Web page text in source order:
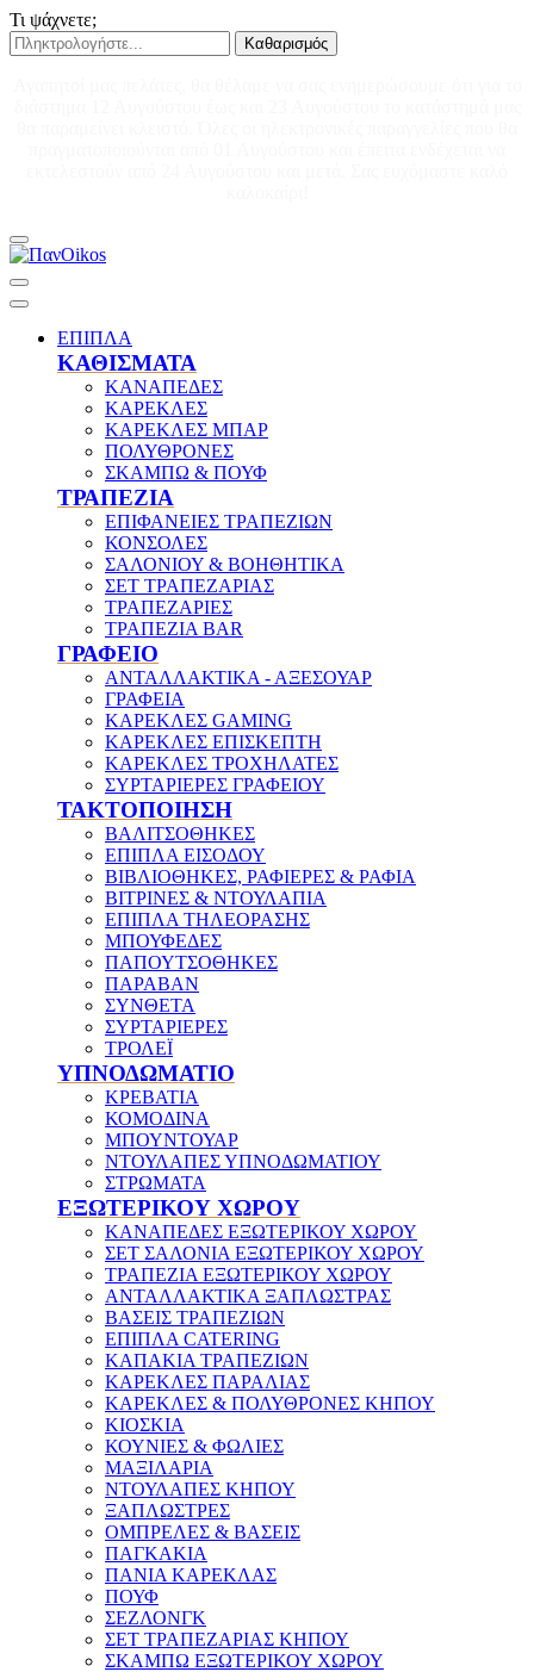
Τι ψάχνετε;
Καθαρισμός
ΕΠΙΠΛΑ
ΚΑΘΙΣΜΑΤΑ
ΚΑΝΑΠΕΔΕΣ
ΚΑΡΕΚΛΕΣ
ΚΑΡΕΚΛΕΣ ΜΠΑΡ
ΠΟΛΥΘΡΟΝΕΣ
ΣΚΑΜΠΩ & ΠΟΥΦ
ΤΡΑΠΕΖΙΑ
ΕΠΙΦΑΝΕΙΕΣ ΤΡΑΠΕΖΙΩΝ
ΚΟΝΣΟΛΕΣ
ΣΑΛΟΝΙΟΥ & ΒΟΗΘΗΤΙΚΑ
ΣΕΤ ΤΡΑΠΕΖΑΡΙΑΣ
ΤΡΑΠΕΖΑΡΙΕΣ
ΤΡΑΠΕΖΙΑ BAR
ΓΡΑΦΕΙΟ
ΑΝΤΑΛΛΑΚΤΙΚΑ - ΑΞΕΣΟΥΑΡ
ΓΡΑΦΕΙΑ
ΚΑΡΕΚΛΕΣ GAMING
ΚΑΡΕΚΛΕΣ ΕΠΙΣΚΕΠΤΗ
ΚΑΡΕΚΛΕΣ ΤΡΟΧΗΛΑΤΕΣ
ΣΥΡΤΑΡΙΕΡΕΣ ΓΡΑΦΕΙΟΥ
ΤΑΚΤΟΠΟΙΗΣΗ
ΒΑΛΙΤΣΟΘΗΚΕΣ
ΕΠΙΠΛΑ ΕΙΣΟΔΟΥ
ΒΙΒΛΙΟΘΗΚΕΣ, ΡΑΦΙΕΡΕΣ & ΡΑΦΙΑ
ΒΙΤΡΙΝΕΣ & ΝΤΟΥΛΑΠΙΑ
ΕΠΙΠΛΑ ΤΗΛΕΟΡΑΣΗΣ
ΜΠΟΥΦΕΔΕΣ
ΠΑΠΟΥΤΣΟΘΗΚΕΣ
ΠΑΡΑΒΑΝ
ΣΥΝΘΕΤΑ
ΣΥΡΤΑΡΙΕΡΕΣ
ΤΡΟΛΕΪ
ΥΠΝΟΔΩΜΑΤΙΟ
ΚΡΕΒΑΤΙΑ
ΚΟΜΟΔΙΝΑ
ΜΠΟΥΝΤΟΥΑΡ
ΝΤΟΥΛΑΠΕΣ ΥΠΝΟΔΩΜΑΤΙΟΥ
ΣΤΡΩΜΑΤΑ
ΕΞΩΤΕΡΙΚΟΥ ΧΩΡΟΥ
ΚΑΝΑΠΕΔΕΣ ΕΞΩΤΕΡΙΚΟΥ ΧΩΡΟΥ
ΣΕΤ ΣΑΛΟΝΙΑ ΕΞΩΤΕΡΙΚΟΥ ΧΩΡΟΥ
ΤΡΑΠΕΖΙΑ ΕΞΩΤΕΡΙΚΟΥ ΧΩΡΟΥ
ΑΝΤΑΛΛΑΚΤΙΚΑ ΞΑΠΛΩΣΤΡΑΣ
ΒΑΣΕΙΣ ΤΡΑΠΕΖΙΩΝ
ΕΠΙΠΛΑ CATERING
ΚΑΠΑΚΙΑ ΤΡΑΠΕΖΙΩΝ
ΚΑΡΕΚΛΕΣ ΠΑΡΑΛΙΑΣ
ΚΑΡΕΚΛΕΣ & ΠΟΛΥΘΡΟΝΕΣ ΚΗΠΟΥ
ΚΙΟΣΚΙΑ
ΚΟΥΝΙΕΣ & ΦΩΛΙΕΣ
ΜΑΞΙΛΑΡΙΑ
ΝΤΟΥΛΑΠΕΣ ΚΗΠΟΥ
ΞΑΠΛΩΣΤΡΕΣ
ΟΜΠΡΕΛΕΣ & ΒΑΣΕΙΣ
ΠΑΓΚΑΚΙΑ
ΠΑΝΙΑ ΚΑΡΕΚΛΑΣ
ΠΟΥΦ
ΣΕΖΛΟΝΓΚ
ΣΕΤ ΤΡΑΠΕΖΑΡΙΑΣ ΚΗΠΟΥ
ΣΚΑΜΠΩ ΕΞΩΤΕΡΙΚΟΥ ΧΩΡΟΥ